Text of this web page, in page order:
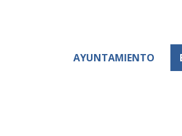
AYUNTAMIENTO